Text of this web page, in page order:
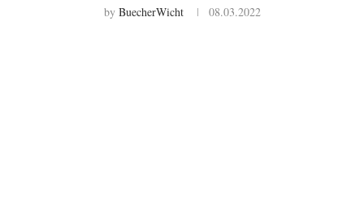
by BuecherWicht 08.03.2022